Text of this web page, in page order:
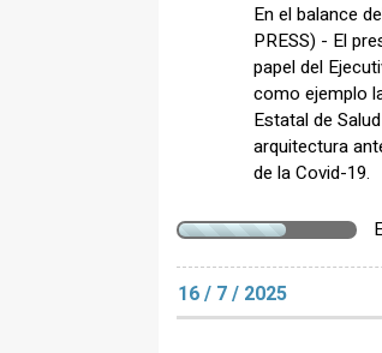
En el balance
PRESS) - El
papel del
como ejemplo
Estatal de
arquitectura
de la Covid-19.
16 / 7 / 2025